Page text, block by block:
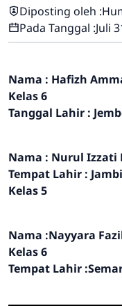
Diposting oleh :
Pada Tanggal :Juli
Nama : Hafizh
Kelas 6
Tanggal Lahir :
Nama : Nurul Izzati
Tempat Lahir :
Kelas 5
Nama :Nayyara
Kelas 6
Tempat Lahir